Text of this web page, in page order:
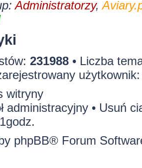
Administratorzy,
231988• Liczba
witryny
administracyjny• Usuń
phpBB® Forum